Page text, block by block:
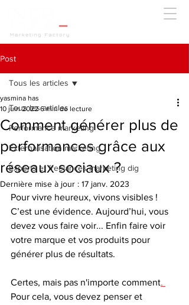
Post
Tous les articles
Performance marketing
Externalisation marketing
Experts et freelances marketing dig
Tous les articles
Comment générer plus de
performances grâce aux
réseaux sociaux ?
yasmina has
10 juin 2022 6 min de lecture
Dernière mise à jour : 17 janv. 2023
Pour vivre heureux, vivons visibles !
C’est une évidence. Aujourd’hui, vous
devez vous faire voir... Enfin faire voir
votre marque et vos produits pour
générer plus de résultats.
Certes, mais pas n'importe comment.
Pour cela, vous devez penser et